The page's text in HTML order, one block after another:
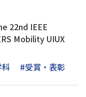
22nd IEEE
Mobility UIUX
#受賞・表彰